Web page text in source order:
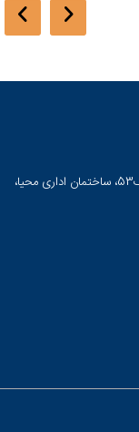
تهران، خیابان شهید مطهری، بعد از تقاطع سهروردی، پلاک53، ساختمان اداری محیا،